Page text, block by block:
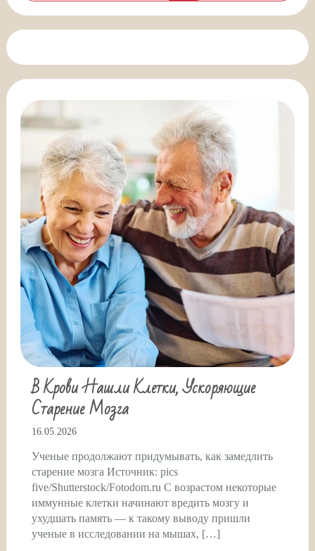
В Крови Нашли Клетки, Ускоряющие
Старение Мозга
16.05.2026
Ученые продолжают придумывать, как замедлить
старение мозга Источник: pics
five/Shutterstock/Fotodom.ru С возрастом некоторые
иммунные клетки начинают вредить мозгу и
ухудшать память — к такому выводу пришли
ученые в исследовании на мышах, […]